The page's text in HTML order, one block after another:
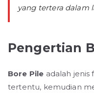
yang tertera dalam
Pengertian
Bore Pile adalah
tertentu, kemudian